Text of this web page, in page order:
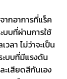
กอาการที่แร็ค
บบที่ผ่านการใช้
ลา ไม่ว่าจะเป็น
บบที่มีแรงดัน
เสียดสีกันเอง